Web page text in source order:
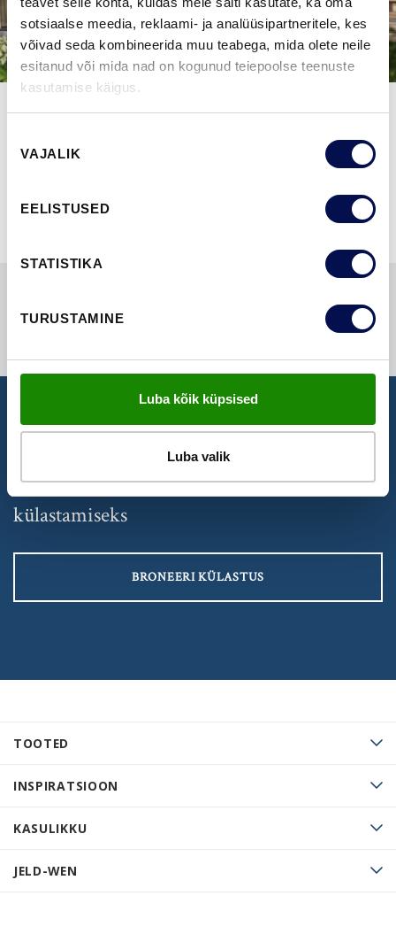
sotsiaalse meedia, reklaami- ja analüüsipartneritele, kes
võivad seda kombineerida muu teabega, mida olete neile
esitanud või mida nad on kogunud teiepoolse teenuste
kasutamise käigus.
valik
VAJALIK
EELISTUSED
STATISTIKA
TURUSTAMINE
Luba kõik küpsised
Luba valik
NÄITA KÕIKI
TOOTED
INSPIRATSIOON
KASULIKKU
JELD-WEN
NÄIDISTESAAL
Broneeri aeg Swedoori näidistesaali
külastamiseks
BRONEERI KÜLASTUS